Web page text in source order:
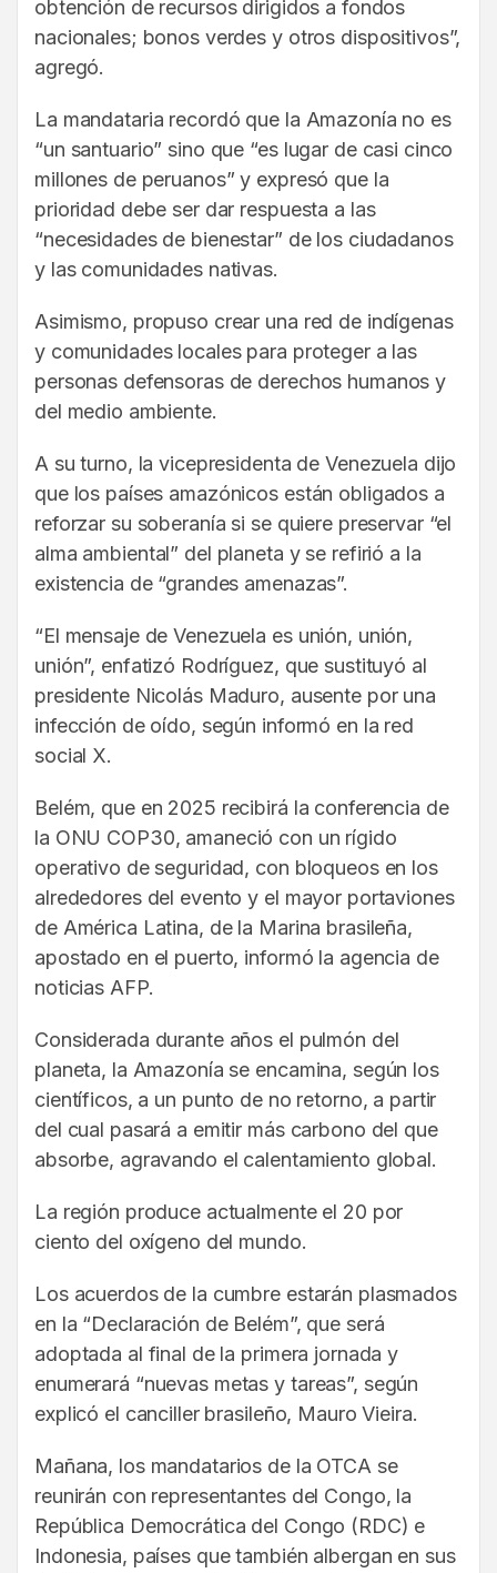
obtención de recursos dirigidos a fondos
nacionales; bonos verdes y otros dispositivos”,
agregó.
La mandataria recordó que la Amazonía no es
“un santuario” sino que “es lugar de casi cinco
millones de peruanos” y expresó que la
prioridad debe ser dar respuesta a las
“necesidades de bienestar” de los ciudadanos
y las comunidades nativas.
Asimismo, propuso crear una red de indígenas
y comunidades locales para proteger a las
personas defensoras de derechos humanos y
del medio ambiente.
A su turno, la vicepresidenta de Venezuela dijo
que los países amazónicos están obligados a
reforzar su soberanía si se quiere preservar “el
alma ambiental” del planeta y se refirió a la
existencia de “grandes amenazas”.
“El mensaje de Venezuela es unión, unión,
unión”, enfatizó Rodríguez, que sustituyó al
presidente Nicolás Maduro, ausente por una
infección de oído, según informó en la red
social X.
Belém, que en 2025 recibirá la conferencia de
la ONU COP30, amaneció con un rígido
operativo de seguridad, con bloqueos en los
alrededores del evento y el mayor portaviones
de América Latina, de la Marina brasileña,
apostado en el puerto, informó la agencia de
noticias AFP.
Considerada durante años el pulmón del
planeta, la Amazonía se encamina, según los
científicos, a un punto de no retorno, a partir
del cual pasará a emitir más carbono del que
absorbe, agravando el calentamiento global.
La región produce actualmente el 20 por
ciento del oxígeno del mundo.
Los acuerdos de la cumbre estarán plasmados
en la “Declaración de Belém”, que será
adoptada al final de la primera jornada y
enumerará “nuevas metas y tareas”, según
explicó el canciller brasileño, Mauro Vieira.
Mañana, los mandatarios de la OTCA se
reunirán con representantes del Congo, la
República Democrática del Congo (RDC) e
Indonesia, países que también albergan en sus